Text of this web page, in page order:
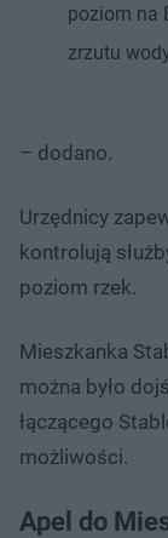
poziom na
zrzutu
– dodano.
Urzędnicy
kontrolują
poziom rzek.
Mieszkanka
można było
łączącego
możliwości.
Apel do